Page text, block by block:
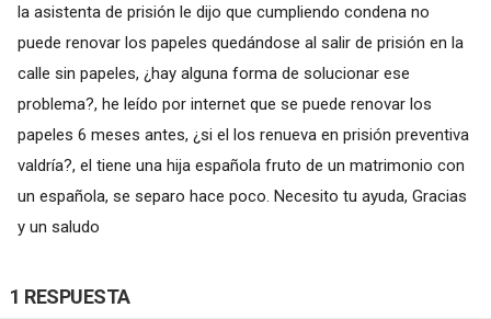
la asistenta de prisión le dijo que cumpliendo condena no
puede renovar los papeles quedándose al salir de prisión en la
calle sin papeles, ¿hay alguna forma de solucionar ese
problema?, he leído por internet que se puede renovar los
papeles 6 meses antes, ¿si el los renueva en prisión preventiva
valdría?, el tiene una hija española fruto de un matrimonio con
un española, se separo hace poco. Necesito tu ayuda, Gracias
y un saludo
1 RESPUESTA